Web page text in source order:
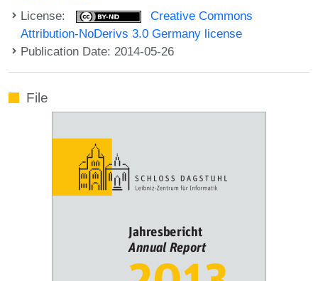
License:
Creative Commons
Attribution-NoDerivs 3.0 Germany license
Publication Date: 2014-05-26
File